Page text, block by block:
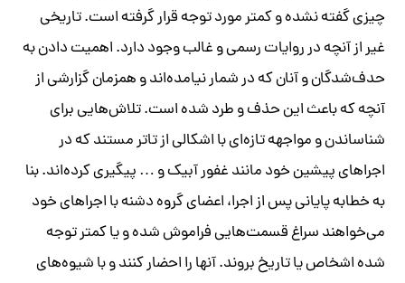
چیزی گفته نشده و کمتر مورد توجه قرار گرفته است. تاریخی
غیر از آنچه در روایات رسمی و غالب وجود دارد. اهمیت دادن به
حدف‌شدگان و آنان که در شمار نیامده‌اند و همزمان گزارشی از
آنچه که باعث این حذف و طرد شده است. تلاش‌هایی برای
شناساندن و مواجهه تازه‌ای با اشکالی از تاتر مستند که در
اجراهای پیشین خود مانند غفور‌ آبیک و … پیگیری کرده‌اند. بنا
به خطابه پایانی پس از اجرا، اعضای گروه دشنه با اجراهای خود
می‌خواهند سراغ قسمت‌هایی فراموش شده و یا کمتر توجه
شده اشخاص یا تاریخ بروند. آنها را احضار کنند و با شیوه‌های